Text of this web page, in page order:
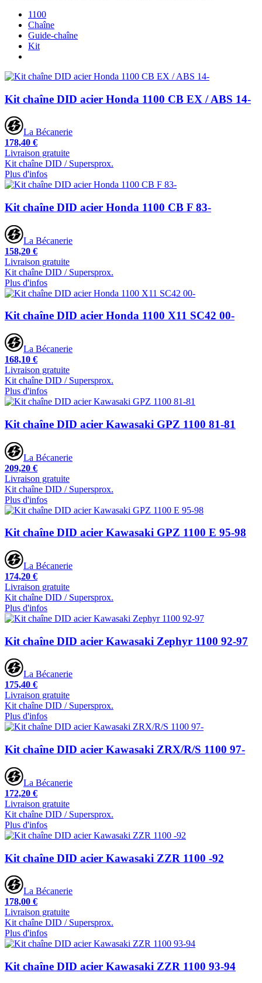
1100
Chaîne
Guide-chaîne
Kit
Kit chaîne DID acier Honda 1100 CB EX / ABS 14-
La Bécanerie
178,40 €
Livraison gratuite
Kit chaîne DID / Supersprox.
Plus d'infos
Kit chaîne DID acier Honda 1100 CB F 83-
La Bécanerie
158,20 €
Livraison gratuite
Kit chaîne DID / Supersprox.
Plus d'infos
Kit chaîne DID acier Honda 1100 X11 SC42 00-
La Bécanerie
168,10 €
Livraison gratuite
Kit chaîne DID / Supersprox.
Plus d'infos
Kit chaîne DID acier Kawasaki GPZ 1100 81-81
La Bécanerie
209,20 €
Livraison gratuite
Kit chaîne DID / Supersprox.
Plus d'infos
Kit chaîne DID acier Kawasaki GPZ 1100 E 95-98
La Bécanerie
174,20 €
Livraison gratuite
Kit chaîne DID / Supersprox.
Plus d'infos
Kit chaîne DID acier Kawasaki Zephyr 1100 92-97
La Bécanerie
175,40 €
Livraison gratuite
Kit chaîne DID / Supersprox.
Plus d'infos
Kit chaîne DID acier Kawasaki ZRX/R/S 1100 97-
La Bécanerie
172,20 €
Livraison gratuite
Kit chaîne DID / Supersprox.
Plus d'infos
Kit chaîne DID acier Kawasaki ZZR 1100 -92
La Bécanerie
178,00 €
Livraison gratuite
Kit chaîne DID / Supersprox.
Plus d'infos
Kit chaîne DID acier Kawasaki ZZR 1100 93-94